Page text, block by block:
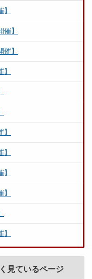
】
】
見ているページ